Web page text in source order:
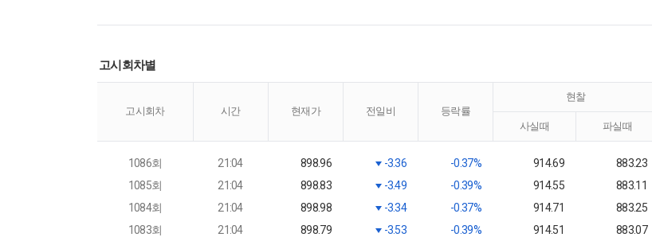
고시회차별
고시회차 시간 현재가 전일비 등락률
현찰
사실때
파실때
1086회 21:04 898.96 -3.36 -0.37% 914.69 883.23
1085회
21:04 898.83 -3.49 -0.39% 914.55 883.11
1084회
21:04 898.98 -3.34 -0.37% 914.71 883.25
1083회
21:04 898.79 -3.53 -0.39% 914.51 883.07